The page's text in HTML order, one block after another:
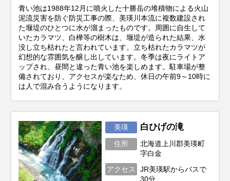
青い池は1988年12月に噴火した十勝岳の堆積物による火山
泥流災害を防ぐ防災工事の際、美瑛川本流に複数建設され
た堰堤のひとつに水が溜まったものです。周囲に自生して
いたカラマツ、白樺等の樹木は、堰堤が造られた結果、水
没し立ち枯れたと言われています。立ち枯れたカラマツが
幻想的な雰囲気を醸し出しています。冬季は夜にライトア
ップされ、昼間と違った青い池を楽しめます。駐車場が整
備されており、アクセスが楽なため、休日の午前9～10時に
は人で混み合うようになります。
美瑛 白ひげの滝
住所
北海道上川郡美瑛町
字白金
アクセス
JR美瑛駅からバスで
30分